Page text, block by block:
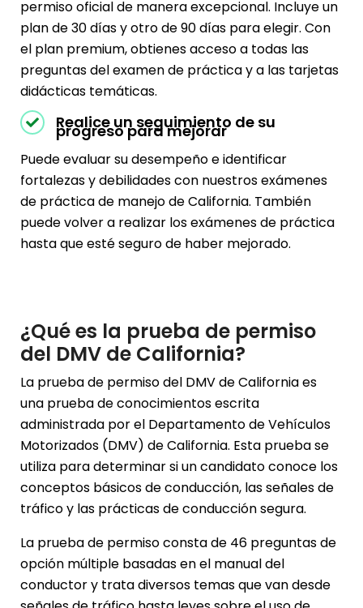
permiso oficial de manera excepcional. Incluye un
plan de 30 días y otro de 90 días para elegir. Con
el plan premium, obtienes acceso a todas las
preguntas del examen de práctica y a las tarjetas
didácticas temáticas.
Realice un seguimiento de su
progreso para mejorar
Puede evaluar su desempeño e identificar
fortalezas y debilidades con nuestros exámenes
de práctica de manejo de California. También
puede volver a realizar los exámenes de práctica
hasta que esté seguro de haber mejorado.
¿Qué es la prueba de permiso
del DMV de California?
La prueba de permiso del DMV de California es
una prueba de conocimientos escrita
administrada por el Departamento de Vehículos
Motorizados (DMV) de California. Esta prueba se
utiliza para determinar si un candidato conoce los
conceptos básicos de conducción, las señales de
tráfico y las prácticas de conducción segura.
La prueba de permiso consta de 46 preguntas de
opción múltiple basadas en el manual del
conductor y trata diversos temas que van desde